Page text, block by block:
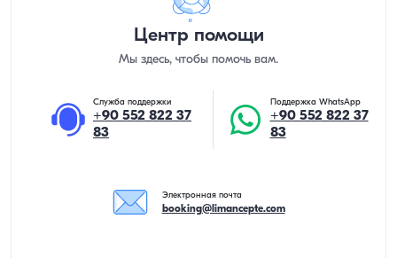
Центр помощи
Мы здесь, чтобы помочь вам.
Служба поддержки
+90 552 822 37
83
Поддержка WhatsApp
+90 552 822 37
83
Электронная почта
booking@limancepte.com